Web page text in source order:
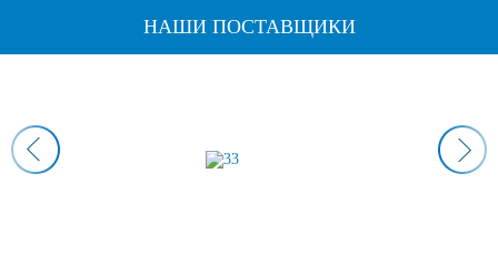
НАШИ ПОСТАВЩИКИ